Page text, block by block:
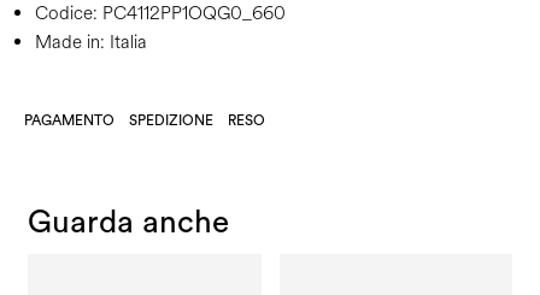
Codice: PC4112PP1OQG0_660
Made in: Italia
PAGAMENTO SPEDIZIONE RESO
Guarda anche